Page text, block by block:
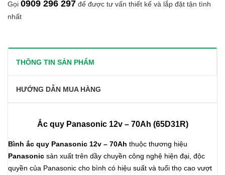
Gọi 0909 296 297 để được tư vấn thiết kế và lắp đặt tận tình
nhất
THÔNG TIN SẢN PHẨM
HƯỚNG DẪN MUA HÀNG
Ắc quy Panasonic 12v – 70Ah (65D31R)
Bình ắc quy Panasonic 12v – 70Ah thuộc thương hiệu
Panasonic sản xuất trên dầy chuyền công nghệ hiện đại, độc
quyền của Panasonic cho bình có hiệu suất và tuổi thọ cao vượt